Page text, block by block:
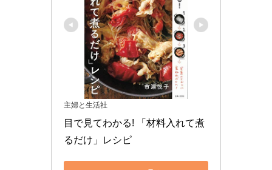
主婦と生活社
目で見てわかる! 「材料入れて煮
るだけ」レシピ